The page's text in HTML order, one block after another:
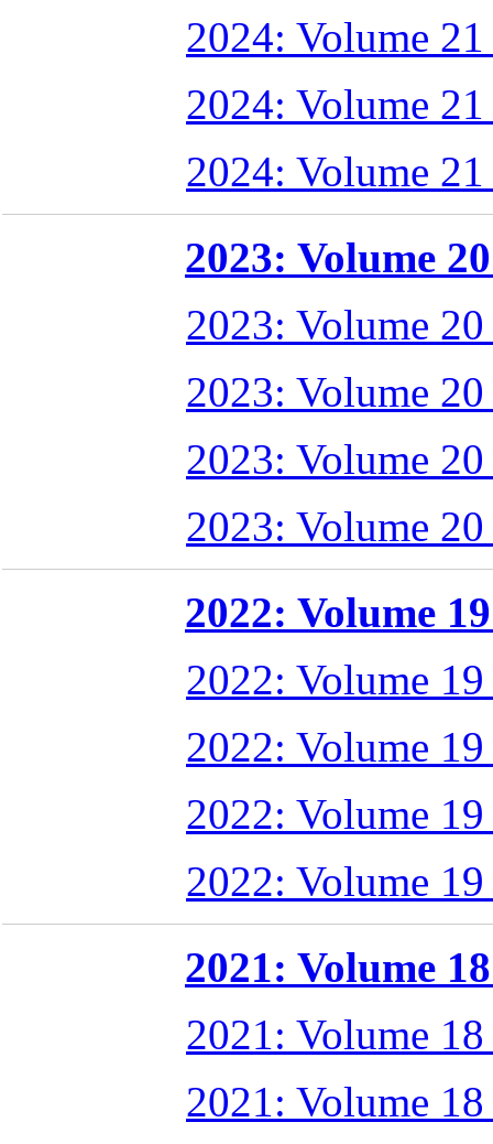
2024: Volume
2024: Volume
2024: Volume
2023: Volume
2023: Volume
2023: Volume
2023: Volume
2023: Volume
2022: Volume
2022: Volume
2022: Volume
2022: Volume
2022: Volume
2021: Volume
2021: Volume
2021: Volume